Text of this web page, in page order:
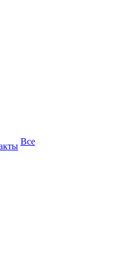
Все